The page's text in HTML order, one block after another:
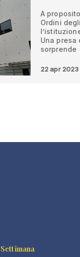
A
Ordini
Una presa
sorprende
22 apr 2023
Settimana